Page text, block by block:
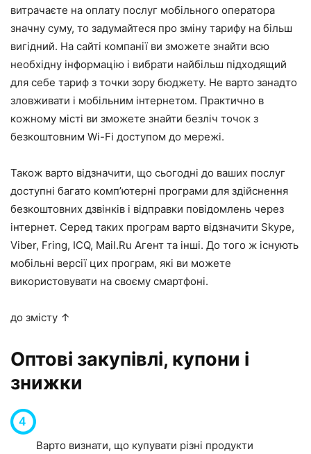
витрачаєте на оплату послуг мобільного оператора
значну суму, то задумайтеся про зміну тарифу на більш
вигідний. На сайті компанії ви зможете знайти всю
необхідну інформацію і вибрати найбільш підходящий
для себе тариф з точки зору бюджету. Не варто занадто
зловживати і мобільним інтернетом. Практично в
кожному місті ви зможете знайти безліч точок з
безкоштовним Wi-Fi доступом до мережі.
Також варто відзначити, що сьогодні до ваших послуг
доступні багато комп’ютерні програми для здійснення
безкоштовних дзвінків і відправки повідомлень через
інтернет. Серед таких програм варто відзначити Skype,
Viber, Fring, ICQ, Mail.Ru Агент та інші. До того ж існують
мобільні версії цих програм, які ви можете
використовувати на своєму смартфоні.
до змісту ↑
Оптові закупівлі, купони і
знижки
Варто визнати, що купувати різні продукти